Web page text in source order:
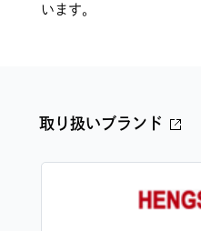
います。
取り扱いブランド